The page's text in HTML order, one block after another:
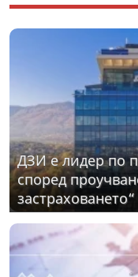
ДЗИ е лидер по
според
застраховането“